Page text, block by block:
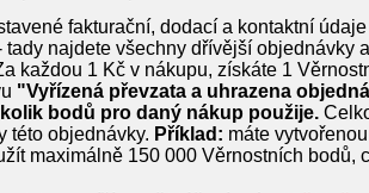
fakturační, dodací a kontaktní
tady najdete všechny dřívější objednávky
každou 1 Kč v nákupu, získáte 1
"Vyřízená převzata a uhrazena
bodů pro daný nákup použije.
této objednávky. Příklad: máte
maximálně 150 000 Věrnostních bodů,